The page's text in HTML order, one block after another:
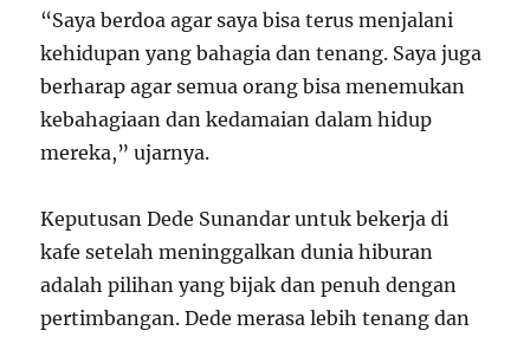
“Saya berdoa agar saya bisa terus menjalani
kehidupan yang bahagia dan tenang. Saya juga
berharap agar semua orang bisa menemukan
kebahagiaan dan kedamaian dalam hidup
mereka,” ujarnya.
Keputusan Dede Sunandar untuk bekerja di
kafe setelah meninggalkan dunia hiburan
adalah pilihan yang bijak dan penuh dengan
pertimbangan. Dede merasa lebih tenang dan